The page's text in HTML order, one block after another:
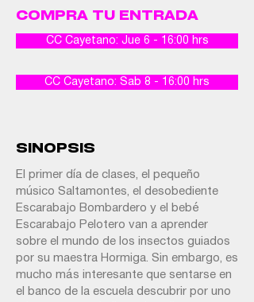
COMPRA TU ENTRADA
CC Cayetano: Jue 6 - 16:00 hrs
CC Cayetano: Sab 8 - 16:00 hrs
SINOPSIS
El primer día de clases, el pequeño
músico Saltamontes, el desobediente
Escarabajo Bombardero y el bebé
Escarabajo Pelotero van a aprender
sobre el mundo de los insectos guiados
por su maestra Hormiga. Sin embargo, es
mucho más interesante que sentarse en
el banco de la escuela descubrir por uno